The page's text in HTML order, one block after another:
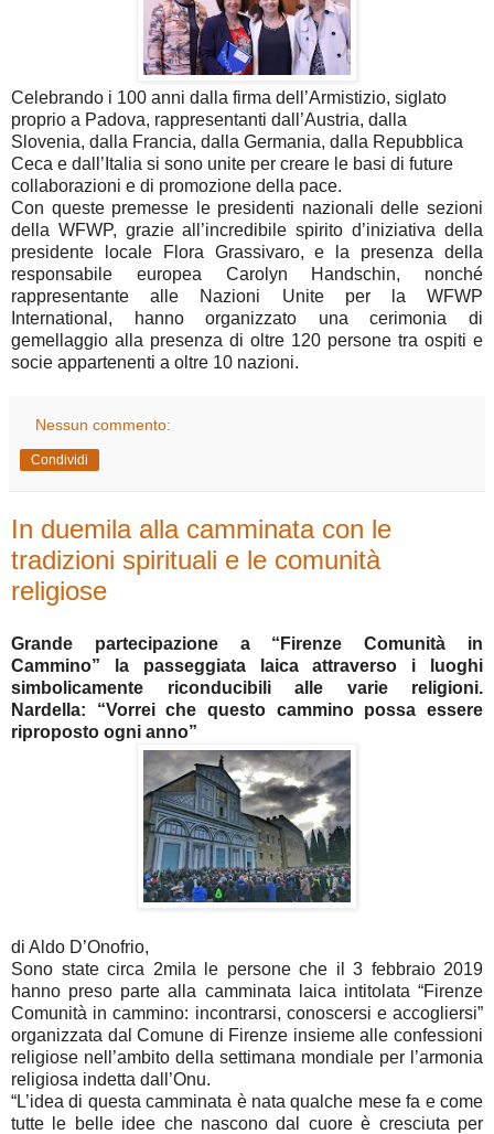
Celebrando i 100 anni dalla firma dell’Armistizio, siglato
proprio a Padova, rappresentanti dall’Austria, dalla
Slovenia, dalla Francia, dalla Germania, dalla Repubblica
Ceca e dall’Italia si sono unite per creare le basi di future
collaborazioni e di promozione della pace.
Con queste premesse le presidenti nazionali delle sezioni
della WFWP, grazie all’incredibile spirito d’iniziativa della
presidente locale Flora Grassivaro, e la presenza della
responsabile europea Carolyn Handschin, nonché
rappresentante alle Nazioni Unite per la WFWP
International, hanno organizzato una cerimonia di
gemellaggio alla presenza di oltre 120 persone tra ospiti e
socie appartenenti a oltre 10 nazioni.
Nessun commento:
Condividi
In duemila alla camminata con le
tradizioni spirituali e le comunità
religiose
Grande partecipazione a “Firenze Comunità in
Cammino” la passeggiata laica attraverso i luoghi
simbolicamente riconducibili alle varie religioni.
Nardella: “Vorrei che questo cammino possa essere
riproposto ogni anno”
di Aldo D’Onofrio,
Sono state circa 2mila le persone che il 3 febbraio 2019
hanno preso parte alla camminata laica intitolata “Firenze
Comunità in cammino: incontrarsi, conoscersi e accogliersi”
organizzata dal Comune di Firenze insieme alle confessioni
religiose nell’ambito della settimana mondiale per l’armonia
religiosa indetta dall’Onu.
“L’idea di questa camminata è nata qualche mese fa e come
tutte le belle idee che nascono dal cuore è cresciuta per